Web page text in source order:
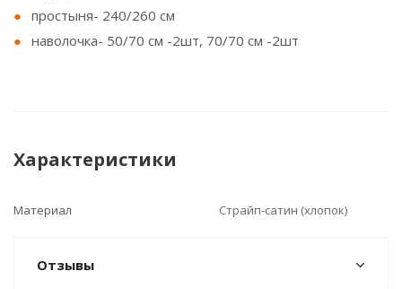
простыня- 240/260 см
наволочка- 50/70 см -2шт, 70/70 см -2шт
Характеристики
Материал Страйп-сатин (хлопок)
Отзывы